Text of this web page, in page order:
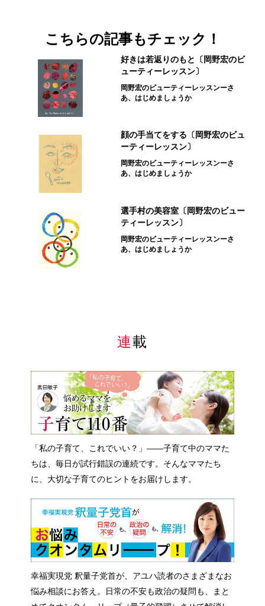
こちらの記事もチェック！
好きは若返りのもと〔岡野宏のビ
ューティーレッスン〕
岡野宏のビューティーレッスンーさ
あ、はじめましょうか
顔の手当てをする〔岡野宏のビュ
ーティーレッスン〕
岡野宏のビューティーレッスンーさ
あ、はじめましょうか
選手村の美容室〔岡野宏のビュー
ティーレッスン〕
岡野宏のビューティーレッスンーさ
あ、はじめましょうか
連載
「私の子育て、これでいい？」――子育て中のママた
ちは、毎日が試行錯誤の連続です。そんなママたち
に、大切な子育てのヒントをお届けします。
幸福実現党 釈量子党首が、アユハ読者のさまざまなお
悩み相談にお答え。日常の不安も政治の疑問も、まと